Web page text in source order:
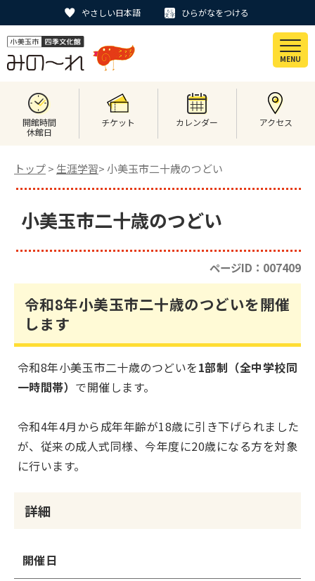
やさしい日本語 ひらがなをつける
MENU
開館時間
休館日
チケット カレンダー アクセス
トップ> 生涯学習> 小美玉市二十歳のつどい
小美玉市二十歳のつどい
ページID：007409
令和8年小美玉市二十歳のつどいを開催
します
令和8年小美玉市二十歳のつどいを1部制（全中学校同
一時間帯） で開催します。
令和4年4月から成年年齢が18歳に引き下げられました
が、従来の成人式同様、今年度に20歳になる方を対象
に行います。
詳細
開催日